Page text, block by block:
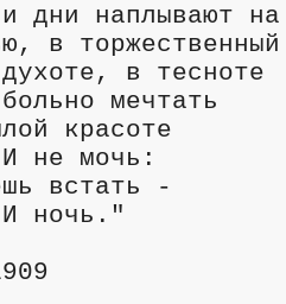
дни наплывают
в
в тесноте
мечтать
красоте
не мочь:
встать -
ночь."